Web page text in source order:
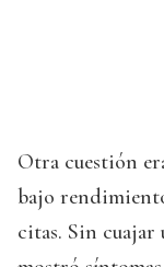
Otra cuestión
bajo
citas. Sin